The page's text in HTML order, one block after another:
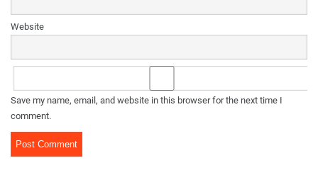
Website
Save my name, email, and website in this browser for the next time I
comment.